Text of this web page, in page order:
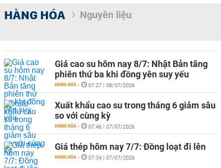
HÀNG HÓA Nguyên liệu
Giá cao su hôm nay 8/7: Nhật Bản tăng
phiên thứ ba khi đồng yên suy yếu
HÀNG HÓA - 07:27 | 08/07/2026
Xuất khẩu cao su trong tháng 6 giảm sâu
so với cùng kỳ
HÀNG HÓA - 07:46 | 07/07/2026
Giá thép hôm nay 7/7: Đồng loạt đi lên
HÀNG HÓA - 07:34 | 07/07/2026